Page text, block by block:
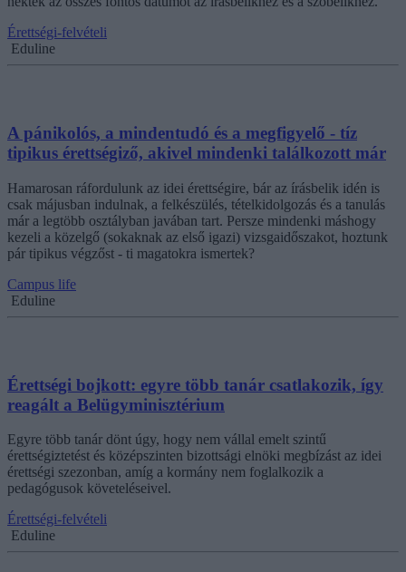
Érettségi-felvételi
Eduline
A pánikolós, a mindentudó és a megfigyelő - tíz
tipikus érettségiző, akivel mindenki találkozott már
Hamarosan ráfordulunk az idei érettségire, bár az írásbelik idén is
csak májusban indulnak, a felkészülés, tételkidolgozás és a tanulás
már a legtöbb osztályban javában tart. Persze mindenki máshogy
kezeli a közelgő (sokaknak az első igazi) vizsgaidőszakot, hoztunk
pár tipikus végzőst - ti magatokra ismertek?
Campus life
Eduline
Érettségi bojkott: egyre több tanár csatlakozik, így
reagált a Belügyminisztérium
Egyre több tanár dönt úgy, hogy nem vállal emelt szintű
érettségiztetést és középszinten bizottsági elnöki megbízást az idei
érettségi szezonban, amíg a kormány nem foglalkozik a
pedagógusok követeléseivel.
Érettségi-felvételi
Eduline